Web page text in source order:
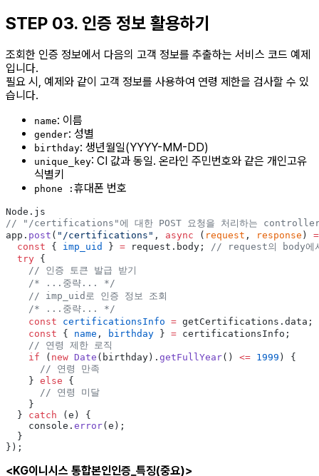
STEP 03. 인증 정보 활용하기
조회한 인증 정보에서 다음의 고객 정보를 추출하는 서비스 코드 예제
입니다.
필요 시, 예제와 같이 고객 정보를 사용하여 연령 제한을 검사할 수 있
습니다.
name: 이름
gender: 성별
birthday: 생년월일(YYYY-MM-DD)
unique_key: CI 값과 동일. 온라인 주민번호와 같은 개인고유
식별키
phone : 휴대폰 번호
Node.js
// "/certifications"에 대한 POST 요청을 처리하는
app. post ( "/certifications" , async ( request , response )
  const
{ imp_uid } = request.body;
// request의 body에
  try
{
    // 인증 토큰 발급 받기
    /* ...중략... */
    // imp_uid로 인증 정보 조회
    /* ...중략... */
    const
certificationsInfo = getCertifications.data;
    const
{ name , birthday } = certificationsInfo;
    // 연령 제한 로직
    if
( new Date (birthday). getFullYear() <= 1999 ) {
      // 연령 만족
    }
else {
      // 연령 미달
    }
  }
catch (e) {
    console.
error(e);
  }
});
<KG이니시스 통합본인인증_특징(중요)>